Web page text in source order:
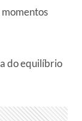
momentos
do equilíbrio